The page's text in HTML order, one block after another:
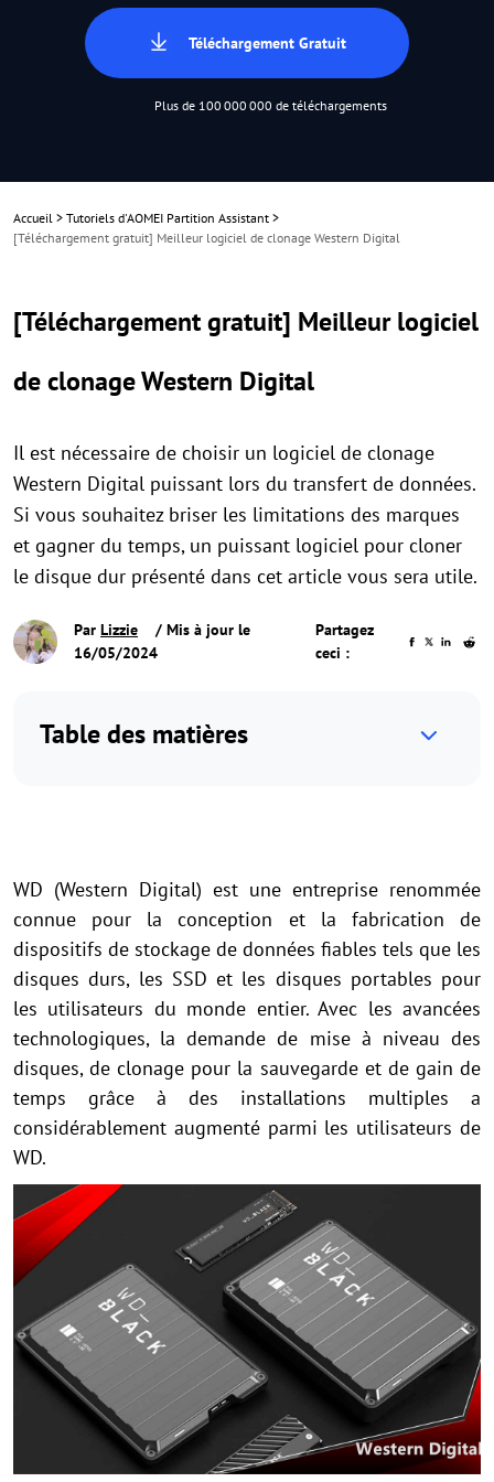
Téléchargement Gratuit
Plus de 100 000 000 de téléchargements
Accueil > Tutoriels d'AOMEI Partition Assistant >
[Téléchargement gratuit] Meilleur logiciel de clonage Western Digital
[Téléchargement gratuit] Meilleur logiciel
de clonage Western Digital
Il est nécessaire de choisir un logiciel de clonage
Western Digital puissant lors du transfert de données.
Si vous souhaitez briser les limitations des marques
et gagner du temps, un puissant logiciel pour cloner
le disque dur présenté dans cet article vous sera utile.
Par Lizzie
/ Mis à jour le
16/05/2024
Partagez
ceci :
Table des matières
WD (Western Digital) est une entreprise renommée
connue pour la conception et la fabrication de
dispositifs de stockage de données fiables tels que les
disques durs, les SSD et les disques portables pour
les utilisateurs du monde entier. Avec les avancées
technologiques, la demande de mise à niveau des
disques, de clonage pour la sauvegarde et de gain de
temps grâce à des installations multiples a
considérablement augmenté parmi les utilisateurs de
WD.